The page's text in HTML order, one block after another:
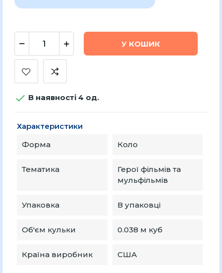
У КОШИК
 В наявності 4 од.
Характеристики
Форма
Коло
Тематика
Герої фільмів та
мульфільмів
Упаковка В упаковці
Об'єм кульки 0.038 м куб
Країна виробник США